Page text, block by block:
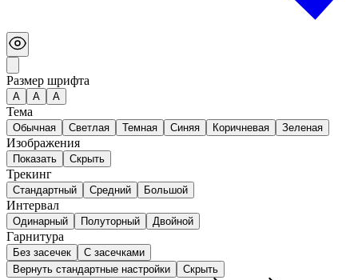
Размер шрифта
А A A
Тема
Обычная Светлая Темная Синяя Коричневая Зеленая
Изображения
Показать Скрыть
Трекинг
Стандартный Средний Большой
Интервал
Одинарный Полуторный Двойной
Гарнитура
Без засечек
С засечками
Вернуть стандартные настройки
Скрыть